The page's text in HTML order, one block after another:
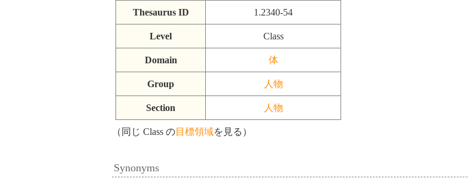
Thesaurus ID 1.2340-54
Level Class
Domain 体
Group 人物
Section 人物
（同じ Class の目標領域を見る）
Synonyms